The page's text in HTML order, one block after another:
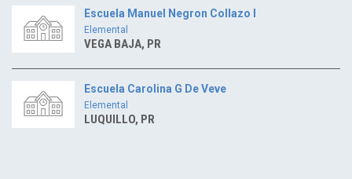
Escuela Manuel Negron Collazo I
Elemental
VEGA BAJA, PR
Escuela Carolina G De Veve
Elemental
LUQUILLO, PR